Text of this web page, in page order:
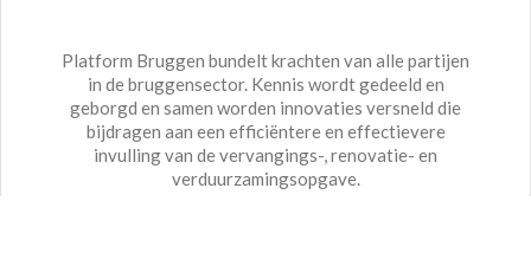
Platform Bruggen bundelt krachten van alle partijen
in de bruggensector. Kennis wordt gedeeld en
geborgd en samen worden innovaties versneld die
bijdragen aan een efficiëntere en effectievere
invulling van de vervangings-, renovatie- en
verduurzamingsopgave.